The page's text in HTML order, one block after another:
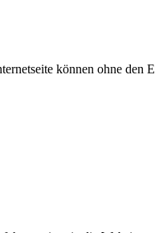
können ohne den